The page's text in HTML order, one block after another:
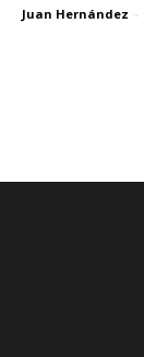
Juan Hernández -